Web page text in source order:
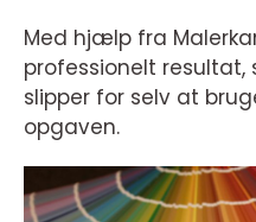
Med hjælp fra
professionelt
slipper for selv at
opgaven.